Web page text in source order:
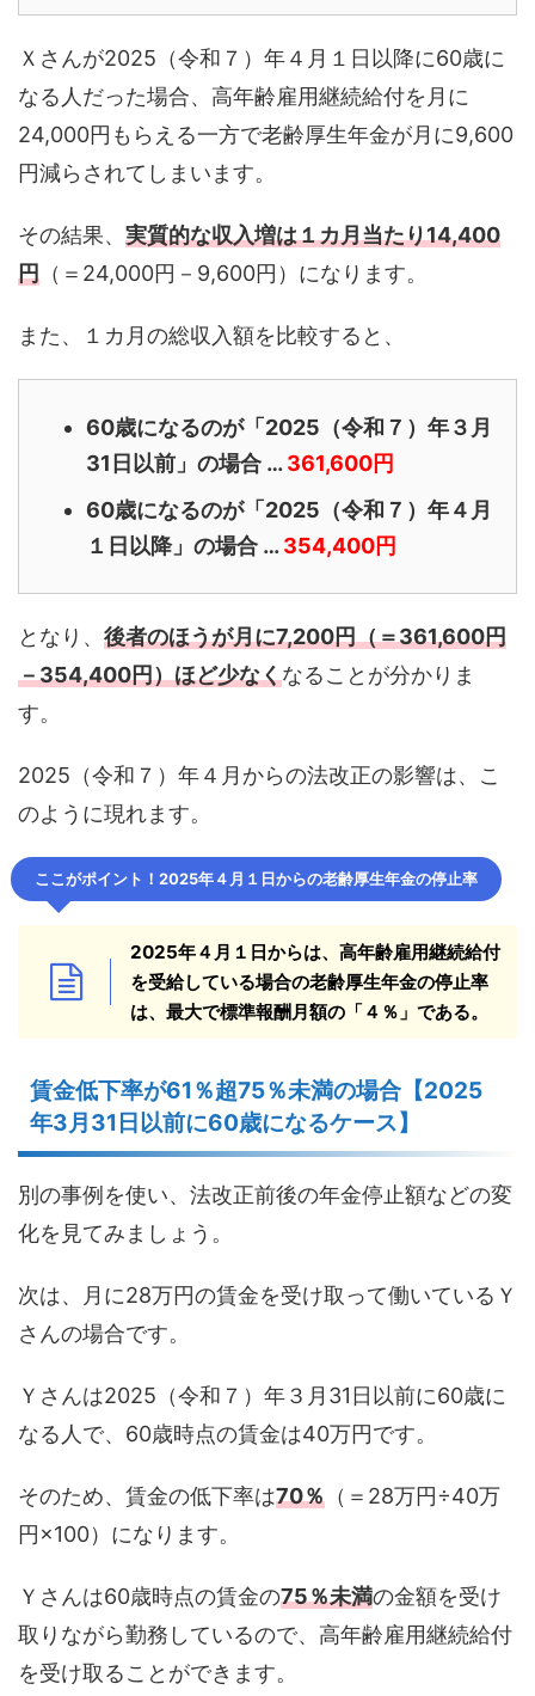
Ｘさんが2025（令和７）年４月１日以降に60歳に
なる人だった場合、高年齢雇用継続給付を月に
24,000円もらえる一方で老齢厚生年金が月に9,600
円減らされてしまいます。
その結果、 実質的な収入増は１カ月当たり14,400
円 （＝24,000円－9,600円）になります。
また、１カ月の総収入額を比較すると、
60歳になるのが「2025（令和７）年３月
31日以前」の場合 …361,600円
60歳になるのが「2025（令和７）年４月
１日以降」の場合 …354,400円
となり、 後者のほうが月に7,200円（＝361,600円
－354,400円）ほど少なくなることが分かりま
す。
2025（令和７）年４月からの法改正の影響は、こ
のように現れます。
ここがポイント！2025年４月１日からの老齢厚生年金の停止率
2025年４月１日からは、高年齢雇用継続給付
を受給している場合の老齢厚生年金の停止率
は、最大で標準報酬月額の「４％」である。
賃金低下率が61％超75％未満の場合【2025
年3月31日以前に60歳になるケース】
別の事例を使い、法改正前後の年金停止額などの変
化を見てみましょう。
次は、月に28万円の賃金を受け取って働いているＹ
さんの場合です。
Ｙさんは2025（令和７）年３月31日以前に60歳に
なる人で、60歳時点の賃金は40万円です。
そのため、賃金の低下率は70％ （＝28万円÷40万
円×100）になります。
Ｙさんは60歳時点の賃金の75％未満の金額を受け
取りながら勤務しているので、高年齢雇用継続給付
を受け取ることができます。